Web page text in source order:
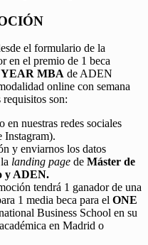
el formulario de la
en el premio de 1 beca
YEAR MBA de ADEN
online con semana
son:
nuestras redes sociales
Instagram).
y enviarnos los datos
landing page de Máster de
y ADEN.
tendrá 1 ganador de una
1 media beca para el ONE
Business School en su
en Madrid o